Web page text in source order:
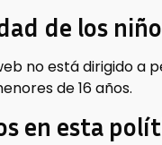
de los
no está dirigido a
de 16 años.
en esta